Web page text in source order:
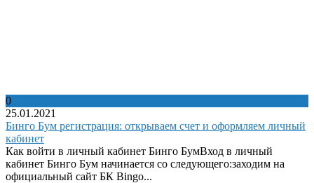
0
25.01.2021
Бинго Бум регистрация: открываем счет и оформляем личный
кабинет
Как войти в личный кабинет Бинго БумВход в личный
кабинет Бинго Бум начинается со следующего:заходим на
официальный сайт БК Bingo...